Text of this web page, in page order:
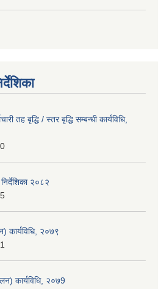
तह बृद्धि / स्तर बृद्धि सम्बन्धी कार्यविधि,
२०८२
कार्यविधि, २०७९
कार्यविधि, २०७9